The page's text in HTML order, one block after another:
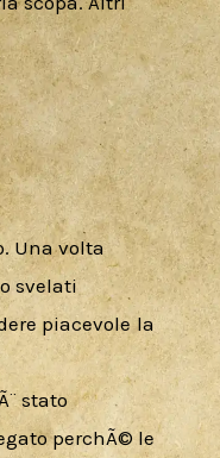
Una volta
svelati
piacevole la
stato
perchÃ© le